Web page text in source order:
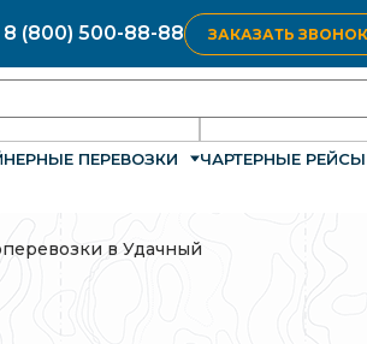
8 (800) 500-88-88 ЗАКАЗАТЬ ЗВОНОК
ПЕРЕВОЗКИ ЧАРТЕРНЫЕ РЕЙСЫ
в Удачный